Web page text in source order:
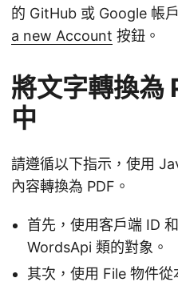
的 GitHub 或 Google 帳
a new Account 按鈕。
將文字轉換為
中
請遵循以下指示，使用
內容轉換為 PDF。
首先，使用客戶端 ID
WordsApi 類的對象。
其次，使用 File 物件